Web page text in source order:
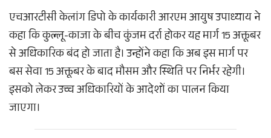
एचआरटीसी केलांग डिपो के कार्यकारी आरएम आयुष उपाध्याय ने
कहा कि कुल्लू-काजा के बीच कुंजम दर्रा होकर यह मार्ग 15 अक्तूबर
से अधिकारिक बंद हो जाता है। उन्होंने कहा कि अब इस मार्ग पर
बस सेवा 15 अक्तूबर के बाद मौसम और स्थिति पर निर्भर रहेगी।
इसको लेकर उच्च अधिकारियों के आदेशों का पालन किया
जाएगा।